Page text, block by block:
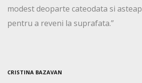
modest deoparte cateodata si
pentru a reveni la suprafata.”
CRISTINA BAZAVAN